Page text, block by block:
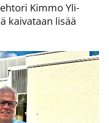
Kimmo Yli-
kaivataan lisää